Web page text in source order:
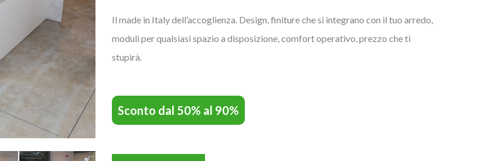
Il made in Italy dell’accoglienza. Design, finiture che si integrano con il tuo arredo,
moduli per qualsiasi spazio a disposizione, comfort operativo, prezzo che ti
stupirà.
Sconto dal 50% al 90%